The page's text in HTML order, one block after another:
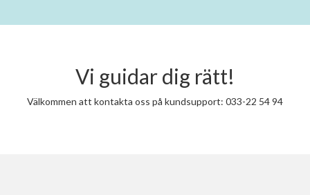
Vi guidar dig rätt!
Välkommen att kontakta oss på kundsupport: 033-22 54 94